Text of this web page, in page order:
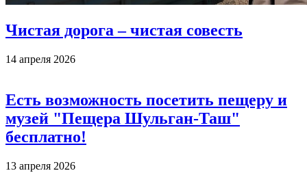
Чистая дорога – чистая совесть
14 апреля 2026
Есть возможность посетить пещеру и
музей "Пещера Шульган-Таш"
бесплатно!
13 апреля 2026